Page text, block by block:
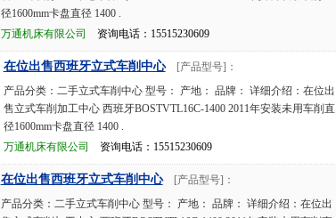
径1600mm卡盘直径 1400 .
万通机床有限公司
资询电话：15515230609
在位出售西班牙立式车削中心
[产品型号]：
产品分类：二手立式车削中心 型号： 产地： 品牌： 详细介绍：在位出
售立式车削加工中心 西班牙BOSTVTL16C-1400 2011年安装未用车削直
径1600mm卡盘直径 1400 .
万通机床有限公司
资询电话：15515230609
在位出售西班牙立式车削中心
[产品型号]：
产品分类：二手立式车削中心 型号： 产地： 品牌： 详细介绍：在位出